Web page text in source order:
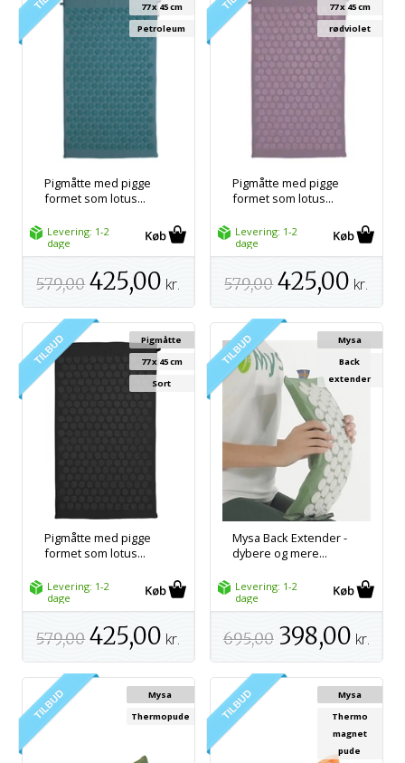
Pigmåtte med pigge
formet som lotus...
77 x 45 cm
Petroleum
Levering: 1-2
dage
579,00 425,00 kr.
Pigmåtte med pigge
formet som lotus...
77 x 45 cm
rødviolet
Levering: 1-2
dage
579,00 425,00 kr.
Pigmåtte med pigge
formet som lotus...
Pigmåtte
77 x 45 cm
Sort
Levering: 1-2
dage
579,00 425,00 kr.
Mysa Back Extender -
dybere og mere...
Mysa
Back
extender
Levering: 1-2
dage
695,00 398,00 kr.
Mysa
Thermopude
Mysa
Thermo
magnet
pude